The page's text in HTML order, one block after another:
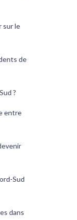
sur le
de
?
entre
Sud
dans